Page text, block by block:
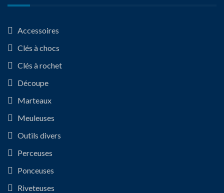
Accessoires
Clés à chocs
Clés à rochet
Découpe
Marteaux
Meuleuses
Outils divers
Perceuses
Ponceuses
Riveteuses